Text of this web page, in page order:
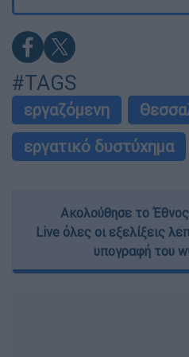
#TAGS
εργαζόμενη
εργατικό δυστύχημα
Ακολούθησε το
Live όλες οι εξελίξεις
υπογραφή του